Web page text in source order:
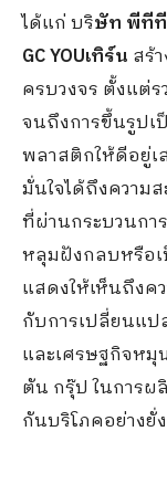
ได้แก่ บริษัท พีทีที
GC YOUเทิร์น สร้
ครบวงจร ตั้งแต่
จนถึงการขึ้นรูป
พลาสติกให้ดีอยู่เ
มั่นใจได้ถึงความ
ที่ผ่านกระบวนกา
หลุมฝังกลบหรือ
แสดงให้เห็นถึงค
กับการเปลี่ยนแป
และเศรษฐกิจหมุ
ตัน กรุ๊ป ในการ
กันบริโภคอย่างยั่